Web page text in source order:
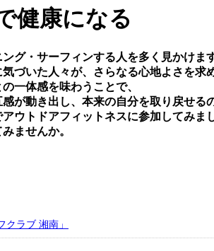
健康になる
グ・サーフィンする⼈を多く⾒かけます
づいた⼈々が、さらなる⼼地よさを求
⼀体感を味わうことで、
が動き出し、本来の⾃分を取り戻せる
ウトドアフィットネスに参加してみま
ませんか。
ラブ 湘南」